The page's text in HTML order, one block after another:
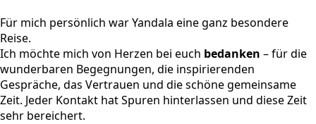
Für mich persönlich war Yandala eine ganz besondere
Reise.
Ich möchte mich von Herzen bei euch bedanken – für die
wunderbaren Begegnungen, die inspirierenden
Gespräche, das Vertrauen und die schöne gemeinsame
Zeit. Jeder Kontakt hat Spuren hinterlassen und diese Zeit
sehr bereichert.